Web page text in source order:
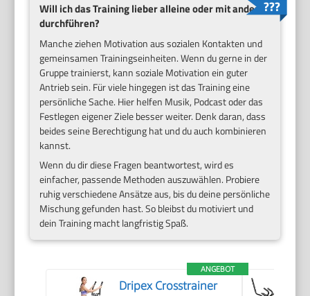
Will ich das Training lieber alleine oder mit anderen
durchführen?
Manche ziehen Motivation aus sozialen Kontakten und
gemeinsamen Trainingseinheiten. Wenn du gerne in der
Gruppe trainierst, kann soziale Motivation ein guter
Antrieb sein. Für viele hingegen ist das Training eine
persönliche Sache. Hier helfen Musik, Podcast oder das
Festlegen eigener Ziele besser weiter. Denk daran, dass
beides seine Berechtigung hat und du auch kombinieren
kannst.
Wenn du dir diese Fragen beantwortest, wird es
einfacher, passende Methoden auszuwählen. Probiere
ruhig verschiedene Ansätze aus, bis du deine persönliche
Mischung gefunden hast. So bleibst du motiviert und
dein Training macht langfristig Spaß.
ANGEBOT
Dripex Crosstrainer